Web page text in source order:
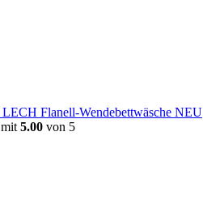
LECH Flanell-Wendebettwäsche NEU
5.00 von 5